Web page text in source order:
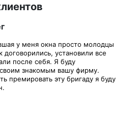
у меня окна просто молодцы
договорились, установили все
после себя. Я буду
знакомым вашу фирму.
премировать эту бригаду я буду